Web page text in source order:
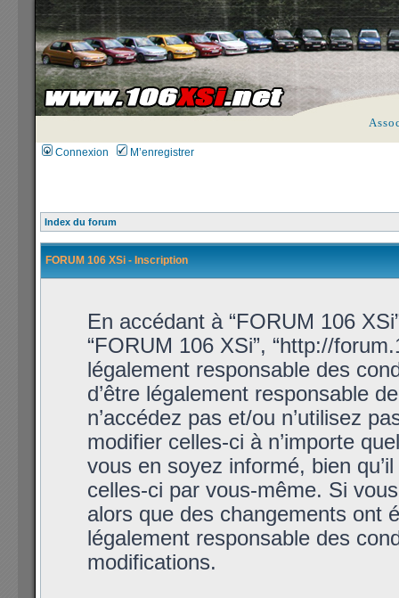
Connexion M’enregistrer
Index du forum
FORUM 106 XSi - Inscription
En accédant à “FORUM 106
“FORUM 106 XSi”, “http://
légalement responsable des
d’être légalement responsable
n’accédez pas et/ou n’utilisez
modifier celles-ci à n’importe
vous en soyez informé, bien
celles-ci par vous-même. Si
alors que des changements ont
légalement responsable des
modifications.